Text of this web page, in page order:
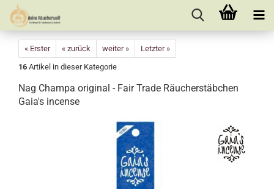
« Erster « zurück weiter »
Letzter »
16 Artikel in dieser Kategorie
Nag Champa original - Fair Trade Räucherstäbchen
Gaia's incense